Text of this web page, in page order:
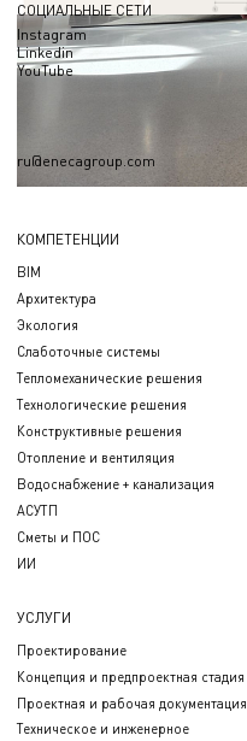
СОЦИАЛЬНЫЕ СЕТИ
Instagram
Linkedin
YouTube
ru@enecagroup.com
КОМПЕТЕНЦИИ
BIM
Архитектура
Экология
Слаботочные системы
Тепломеханические решения
Технологические решения
Конструктивные решения
Отопление и вентиляция
Водоснабжение + канализация
АСУТП
Сметы и ПОС
ИИ
УСЛУГИ
Проектирование
Концепция и предпроектная стадия
Проектная и рабочая документация
Техническое и инженерное